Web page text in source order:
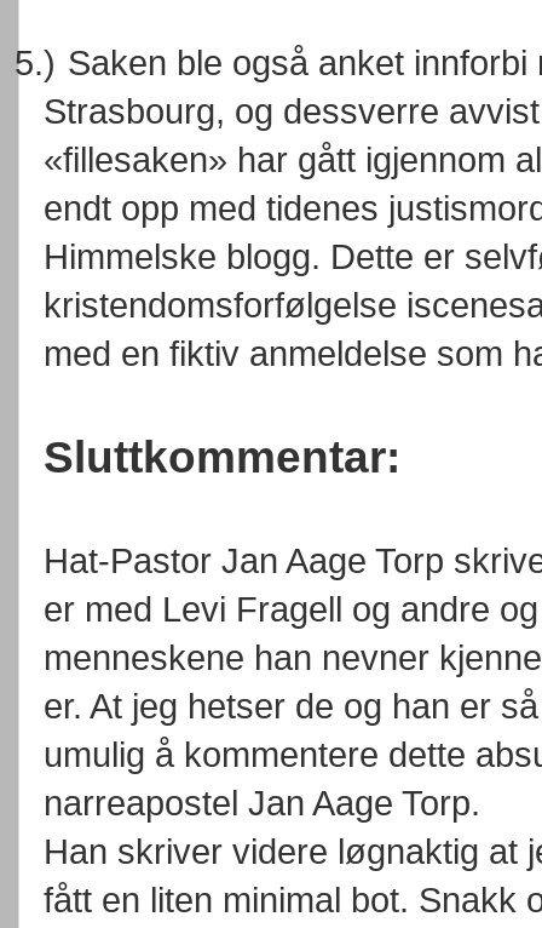
5.) Saken ble også anket
Strasbourg, og dessverre
«fillesaken» har gått igjennom
endt opp med tidenes
Himmelske blogg. Dette er
kristendomsforfølgelse
med en fiktiv anmeldelse som
Sluttkommentar:
Hat-Pastor Jan Aage Torp
er med Levi Fragell og andre
menneskene han nevner
er. At jeg hetser de og han er
umulig å kommentere dette
narreapostel Jan Aage Torp.
Han skriver videre løgnaktig at
fått en liten minimal bot. Snakk